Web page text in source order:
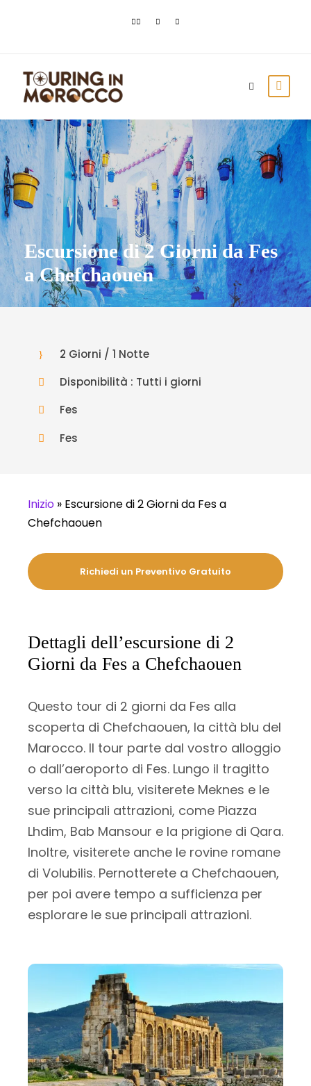
Escursione di 2 Giorni da Fes
a Chefchaouen
2 Giorni / 1 Notte
Disponibilità : Tutti i giorni
Fes
Fes
Inizio » Escursione di 2 Giorni da Fes a
Chefchaouen
Richiedi un Preventivo Gratuito
Dettagli dell’escursione di 2
Giorni da Fes a Chefchaouen
Questo tour di 2 giorni da Fes alla
scoperta di Chefchaouen, la città blu del
Marocco. Il tour parte dal vostro alloggio
o dall’aeroporto di Fes. Lungo il tragitto
verso la città blu, visiterete Meknes e le
sue principali attrazioni, come Piazza
Lhdim, Bab Mansour e la prigione di Qara.
Inoltre, visiterete anche le rovine romane
di Volubilis. Pernotterete a Chefchaouen,
per poi avere tempo a sufficienza per
esplorare le sue principali attrazioni.